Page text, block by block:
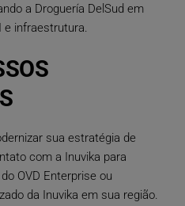
a Droguería DelSud em
infraestrutura.
sua estratégia de
com a Inuvika para
OVD Enterprise ou
da Inuvika em sua região.